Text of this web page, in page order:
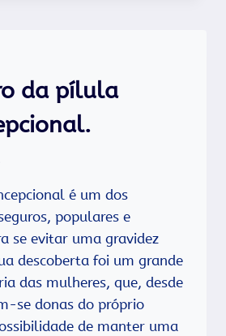
da pílula
é um dos
populares e
se evitar uma gravidez
descoberta foi um grande
das mulheres, que, desde
se donas do próprio
de manter uma